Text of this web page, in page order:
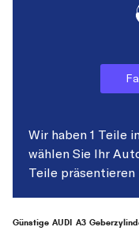
Wir haben 1 Teile
wählen Sie Ihr
Teile präsentieren
Günstige AUDI A3